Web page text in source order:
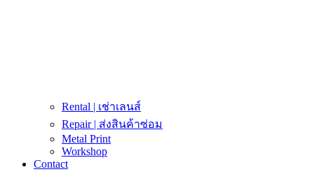
Rental | เช่าเลนส์
Repair | ส่งสินค้าซ่อม
Metal Print
Workshop
Contact